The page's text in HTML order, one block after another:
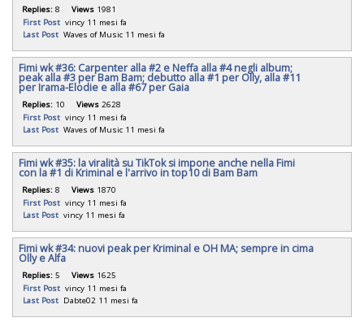
Replies: 8 Views 1981
First Post vincy 11 mesi fa
Last Post Waves of Music 11 mesi fa
Fimi wk #36: Carpenter alla #2 e Neffa alla #4 negli album;
peak alla #3 per Bam Bam; debutto alla #1 per Olly, alla #11
per Irama-Elodie e alla #67 per Gaia
Replies: 10 Views 2628
First Post vincy 11 mesi fa
Last Post Waves of Music 11 mesi fa
Fimi wk #35: la viralità su TikTok si impone anche nella Fimi
con la #1 di Kriminal e l'arrivo in top10 di Bam Bam
Replies: 8 Views 1870
First Post vincy 11 mesi fa
Last Post vincy 11 mesi fa
Fimi wk #34: nuovi peak per Kriminal e OH MA; sempre in cima
Olly e Alfa
Replies: 5 Views 1625
First Post vincy 11 mesi fa
Last Post Dabte02 11 mesi fa